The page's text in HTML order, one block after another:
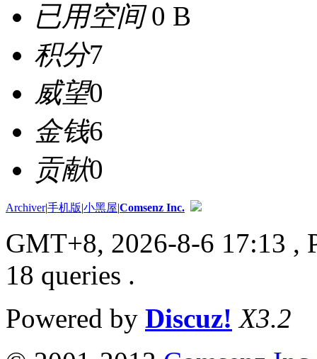
已用空间0 B
积分7
威望0
金钱6
贡献0
Archiver|手机版|小黑屋|Comsenz Inc.
GMT+8, 2026-8-6 17:13 ,
18 queries .
Powered by Discuz! X3.2